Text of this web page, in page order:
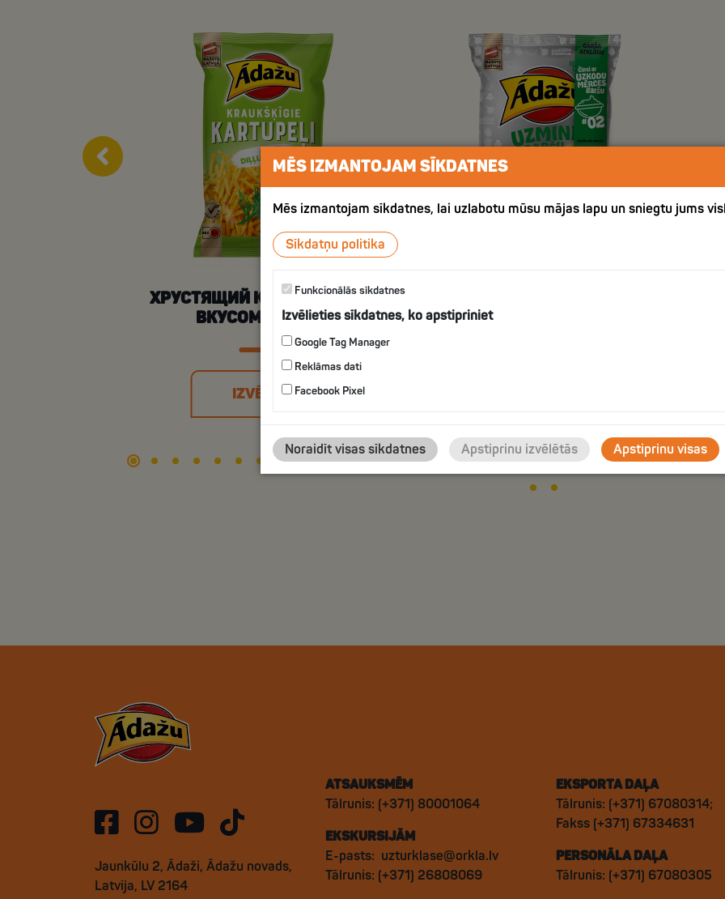
ХРУСТЯЩИЙ КАРТОФЕЛЬ СО
ВКУСОМ УКРОПА
IZVĒLIES
GUESS THE FLAVOR #2
Jaunkūlu 2, Ādaži, Ādažu novads,
Latvija, LV 2164
ATSAUKSMĒM
Tālrunis: (+371) 80001064
EKSKURSIJĀM
E-pasts: uzturklase@orkla.lv
Tālrunis: (+371) 26808069
EKSPORTA DAĻA
Tālrunis: (+371) 67080314;
Fakss (+371) 67334631
PERSONĀLA DAĻA
Tālrunis: (+371) 67080305
MĒS IZMANTOJAM SĪKDATNES
Mēs izmantojam sīkdatnes, lai uzlabotu mūsu mājas lapu un sniegtu jums
Sīkdatņu politika
Funkcionālās sīkdatnes
Izvēlieties sīkdatnes, ko apstipriniet
Google Tag Manager
Reklāmas dati
Facebook Pixel
Noraidīt visas sīkdatnes Apstiprinu izvēlētās Apstiprinu visas